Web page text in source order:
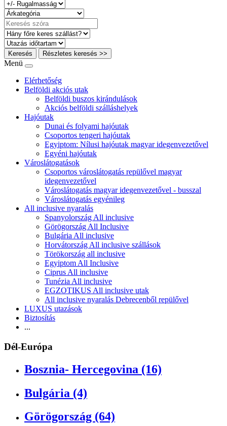
Keresés Részletes keresés >>
Menü
Elérhetőség
Belföldi akciós utak
Belföldi buszos kirándulások
Akciós belföldi szálláshelyek
Hajóutak
Dunai és folyami hajóutak
Csoportos tengeri hajóutak
Egyiptom: Nílusi hajóutak magyar idegenvezetővel
Egyéni hajóutak
Városlátogatások
Csoportos városlátogatás repülővel magyar
idegenvezetővel
Városlátogatás magyar idegenvezetővel - busszal
Városlátogatás egyénileg
All inclusive nyaralás
Spanyolország All inclusive
Görögország All Inclusive
Bulgária All inclusive
Horvátország All inclusive szállások
Törökország all inclusive
Egyiptom All Inclusive
Ciprus All inclusive
Tunézia All inclusive
EGZOTIKUS All inclusive utak
All inclusive nyaralás Debrecenből repülővel
LUXUS utazások
Biztosítás
...
Dél-Európa
Bosznia- Hercegovina (16)
Bulgária (4)
Görögország (64)